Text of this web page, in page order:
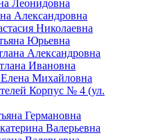
Леонидовна
Александровна
Николаевна
Юрьевна
Александровна
Ивановна
Михайловна
Корпус № 4 (ул.
Германовна
Валерьевна